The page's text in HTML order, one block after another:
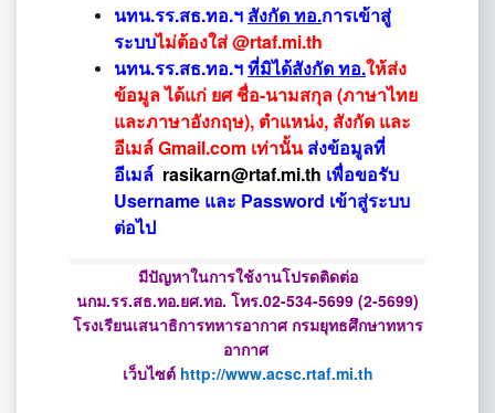
นทน.รร.สธ.ทอ.ฯ สังกัด ทอ.การเข้าสู่
ระบบไม่ต้องใส่ @rtaf.mi.th
นทน.รร.สธ.ทอ.ฯที่มิได้สังกัด ทอ.ให้ส่ง
ข้อมูล ได้แก่ ยศ ชื่อ-นามสกุล(ภาษาไทย
และภาษาอังกฤษ), ตำแหน่ง, สังกัด และ
อีเมล์ Gmail.com เท่านั้นส่งข้อมูลที่
อีเมล์ rasikarn@rtaf.mi.th เพื่อขอรับ
Username และ Password เข้าสู่ระบบ
ต่อไป
มีปัญหาในการใช้งานโปรดติดต่อ
นกม.รร.สธ.ทอ.ยศ.ทอ. โทร.02-534-5699 (2-5699)
โรงเรียนเสนาธิการทหารอากาศ กรมยุทธศึกษาทหาร
อากาศ
เว็บไซต์ http://www.acsc.rtaf.mi.th